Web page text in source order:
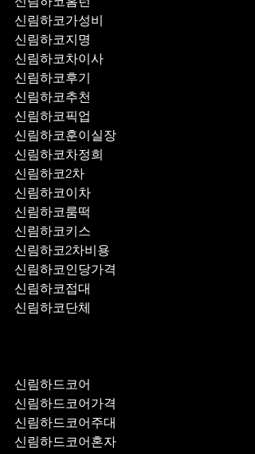
신림하코가성비
신림하코지명
신림하코차이사
신림하코후기
신림하코추천
신림하코훈이실장
신림하코차정희
신림하코2차
신림하코이차
신림하코룸떡
신림하코키스
신림하코2차비용
신림하코인당가격
신림하코접대
신림하코단체
신림하드코어
신림하드코어가격
신림하드코어주대
신림하드코어혼자